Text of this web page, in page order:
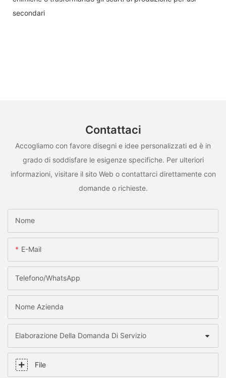
secondari
Contattaci
Accogliamo con favore disegni e idee personalizzati ed è in
grado di soddisfare le esigenze specifiche. Per ulteriori
informazioni, visitare il sito Web o contattarci direttamente con
domande o richieste.
Nome
E-Mail
Telefono/WhatsApp
Nome Azienda
Elaborazione Della Domanda Di Servizio
File